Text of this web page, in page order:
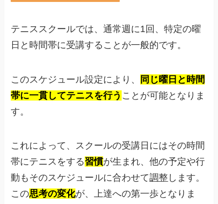
テニススクールでは、通常週に1回、特定の曜
日と時間帯に受講することが一般的です。
このスケジュール設定により、
同じ曜日と時間
帯に一貫してテニスを行う ことが可能となりま
す。
これによって、スクールの受講日にはその時間
帯にテニスをする習慣が生まれ、他の予定や行
動もそのスケジュールに合わせて調整 します。
この思考の変化が、上達への第一歩となりま